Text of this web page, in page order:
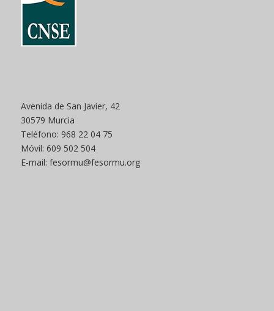
Avenida de San Javier, 42
30579 Murcia
Teléfono: 968 22 04 75
Móvil: 609 502 504
E-mail: fesormu@fesormu.org